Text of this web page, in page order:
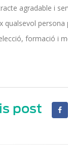
agradable i
qualsevol
formació i
post